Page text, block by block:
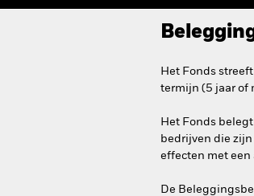
Het Fonds
termijn (5 jaar of
Het Fonds
bedrijven die
effecten met een
De